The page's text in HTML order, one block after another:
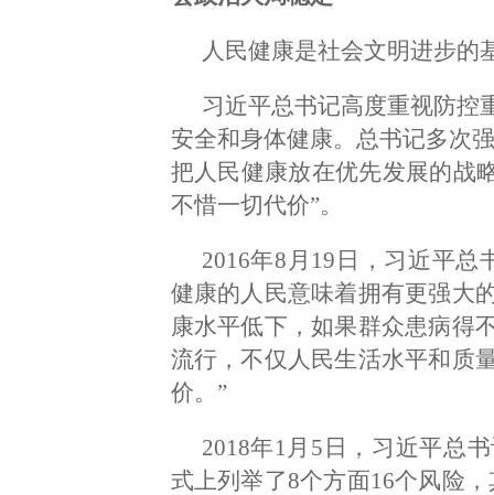
人民健康是社会文明进步的
习近平总书记高度重视防控
安全和身体健康。总书记多次
把人民健康放在优先发展的战
不惜一切代价”。
2016年8月19日，习近平
健康的人民意味着拥有更强大
康水平低下，如果群众患病得
流行，不仅人民生活水平和质
价。”
2018年1月5日，习近平总
式上列举了8个方面16个风险